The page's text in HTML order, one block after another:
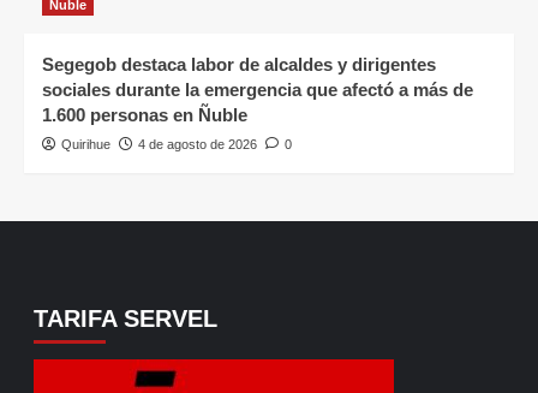
Ñuble
Segegob destaca labor de alcaldes y dirigentes
sociales durante la emergencia que afectó a más de
1.600 personas en Ñuble
Quirihue 4 de agosto de 2026 0
TARIFA SERVEL